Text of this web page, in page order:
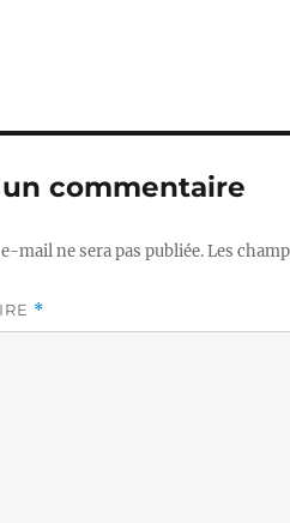
un commentaire
mail ne sera pas publiée.Les
*